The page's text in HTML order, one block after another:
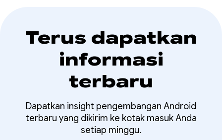
Terus dapatkan
informasi
terbaru
Dapatkan insight pengembangan Android
terbaru yang dikirim ke kotak masuk Anda
setiap minggu.